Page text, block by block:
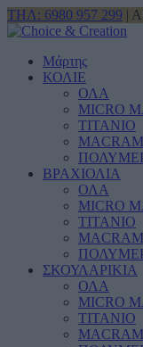
ΤΗΛ: 6980 957 299 |
Μάρτης
ΚΟΛΙΕ
ΟΛΑ
MICRO
ΤΙΤΑΝΙΟ
ΒΡΑΧΙΟΛΙΑ
ΟΛΑ
MICRO
ΤΙΤΑΝΙΟ
ΣΚΟΥΛΑΡΙΚΙΑ
ΟΛΑ
MICRO
ΤΙΤΑΝΙΟ